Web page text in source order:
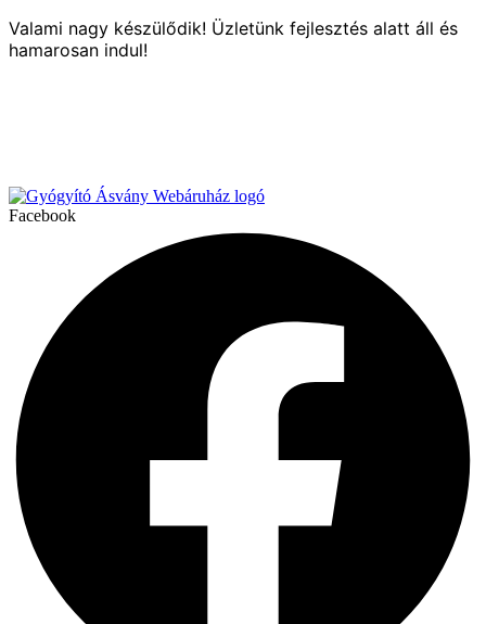
Valami nagy készülődik! Üzletünk fejlesztés alatt áll és
hamarosan indul!
Facebook